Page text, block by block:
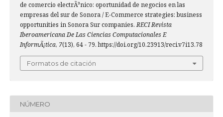
de comercio electrÃ³nico: oportunidad de negocios en las
empresas del sur de Sonora / E-Commerce strategies: business
opportunities in Sonora Sur companies.RECI Revista
Iberoamericana De Las Ciencias Computacionales E
InformÃ¡tica, 7(13), 64 - 79. https://doi.org/10.23913/reci.v7i13.78
Formatos de citación
NÚMERO